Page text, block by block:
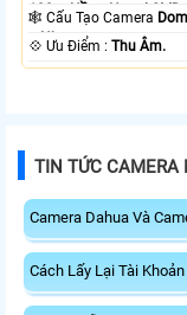
100m Hồng Ngoại SMD.
🕸️ Cấu Tạo Camera
+ Nhựa.
️💠 Ưu Điểm :Thu Âm.
TIN TỨC CAMERA
Camera Dahua Và
Cách Lấy Lại Tài